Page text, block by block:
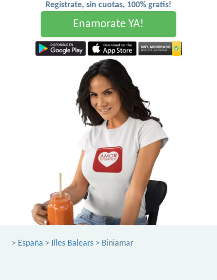
Registrate, sin cuotas, 100% gratis!
Enamorate YA!
> España > Illes Balears > Biniamar